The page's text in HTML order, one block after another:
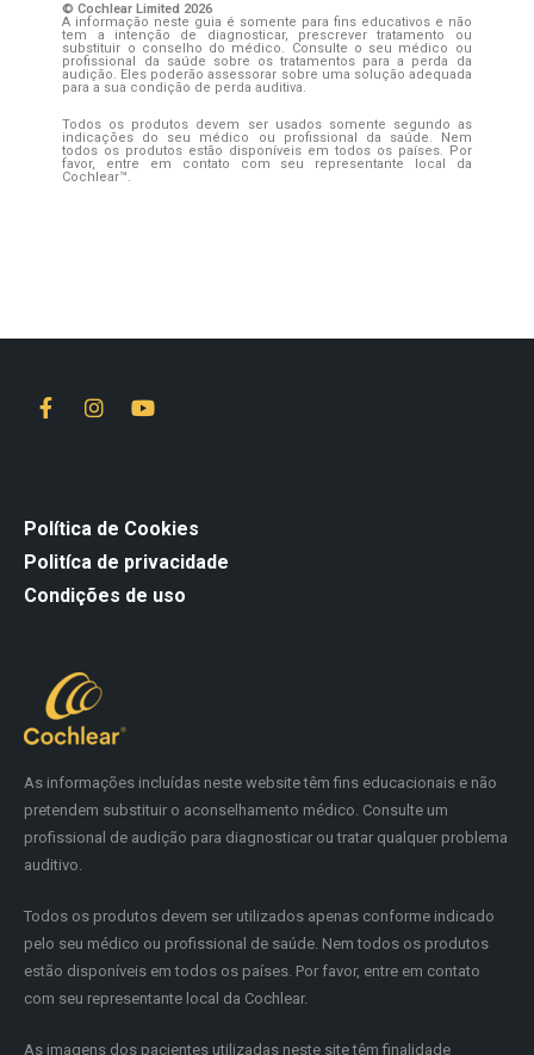
© Cochlear Limited 2026
A informação neste guia é somente para fins educativos e não
tem a intenção de diagnosticar, prescrever tratamento ou
substituir o conselho do médico. Consulte o seu médico ou
profissional da saúde sobre os tratamentos para a perda da
audição. Eles poderão assessorar sobre uma solução adequada
para a sua condição de perda auditiva.
Todos os produtos devem ser usados somente segundo as
indicações do seu médico ou profissional da saúde. Nem
todos os produtos estão disponíveis em todos os países. Por
favor, entre em contato com seu representante local da
Cochlear™.
As informações incluídas neste website têm fins educacionais e não
pretendem substituir o aconselhamento médico. Consulte um
profissional de audição para diagnosticar ou tratar qualquer problema
auditivo.
Todos os produtos devem ser utilizados apenas conforme indicado
pelo seu médico ou profissional de saúde. Nem todos os produtos
estão disponíveis em todos os países. Por favor, entre em contato
com seu representante local da Cochlear.
As imagens dos pacientes utilizadas neste site têm finalidade
Política de Cookies
Politíca de privacidade
Condições de uso